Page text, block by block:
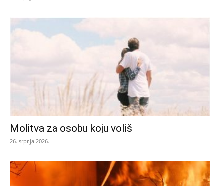
Molitva za osobu koju voliš
26. srpnja 2026.